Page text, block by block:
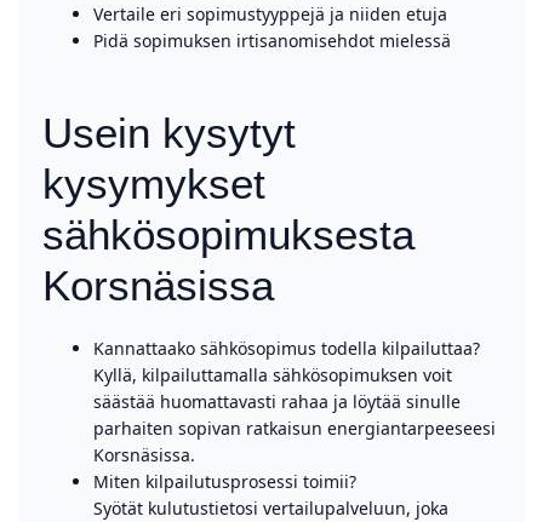
Vertaile eri sopimustyyppejä ja niiden etuja
Pidä sopimuksen irtisanomisehdot mielessä
Usein kysytyt
kysymykset
sähkösopimuksesta
Korsnäsissa
Kannattaako sähkösopimus todella kilpailuttaa?
Kyllä, kilpailuttamalla sähkösopimuksen voit
säästää huomattavasti rahaa ja löytää sinulle
parhaiten sopivan ratkaisun energiantarpeeseesi
Korsnäsissa.
Miten kilpailutusprosessi toimii?
Syötät kulutustietosi vertailupalveluun, joka